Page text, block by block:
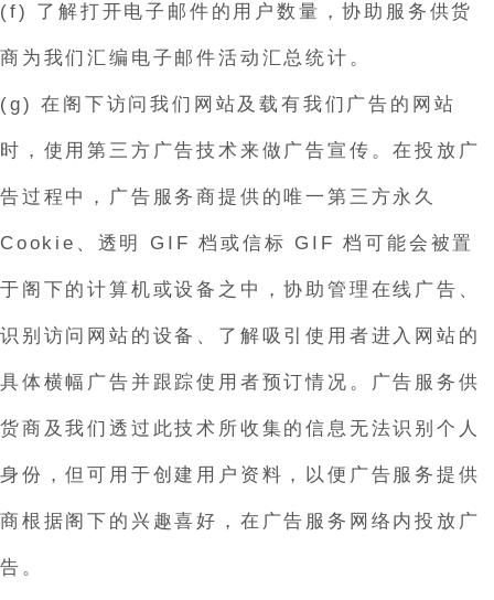
(f) 了解打开电子邮件的用户数量，协助服务供货
商为我们汇编电子邮件活动汇总统计。
(g) 在阁下访问我们网站及载有我们广告的网站
时，使用第三方广告技术来做广告宣传。在投放广
告过程中，广告服务商提供的唯一第三方永久
Cookie、透明 GIF 档或信标 GIF 档可能会被置
于阁下的计算机或设备之中，协助管理在线广告、
识别访问网站的设备、了解吸引使用者进入网站的
具体横幅广告并跟踪使用者预订情况。广告服务供
货商及我们透过此技术所收集的信息无法识别个人
身份，但可用于创建用户资料，以便广告服务提供
商根据阁下的兴趣喜好，在广告服务网络内投放广
告。